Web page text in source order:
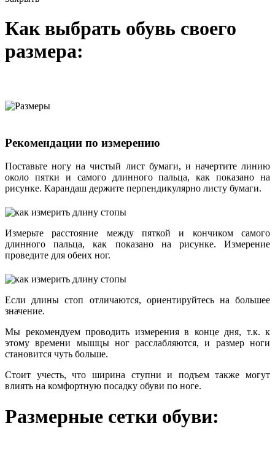
Как выбрать обувь своего
размера:
Рекомендации по измерению
Поставьте ногу на чистый лист бумаги, и начертите линию
около пятки и самого длинного пальца, как показано на
рисунке. Карандаш держите перпендикулярно листу бумаги.
Измерьте расстояние между пяткой и кончиком самого
длинного пальца, как показано на рисунке. Измерение
проведите для обеих ног.
Если длины стоп отличаются, ориентируйтесь на большее
значение.
Мы рекомендуем проводить измерения в конце дня, т.к. к
этому времени мышцы ног расслабляются, и размер ноги
становится чуть больше.
Стоит учесть, что ширина ступни и подъем также могут
влиять на комфортную посадку обуви по ноге.
Размерные сетки обуви: